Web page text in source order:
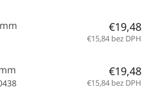
€19,48
€15,84 bez DPH
€19,48
€15,84 bez DPH